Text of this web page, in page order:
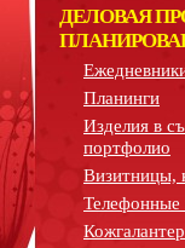
ДЕЛОВАЯ
Планинги
Изделия в
портфолио
Визитницы,
Телефонные